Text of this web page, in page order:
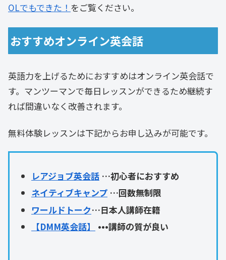
OLでもできた！ をご覧ください。
おすすめオンライン英会話
英語力を上げるためにおすすめはオンライン英会話で
す。マンツーマンで毎日レッスンができるため継続す
れば間違いなく改善されます。
無料体験レッスンは下記からお申し込みが可能です。
レアジョブ英会話 …初心者におすすめ
ネイティブキャンプ …回数無制限
ワールドトーク…日本人講師在籍
【DMM英会話】
•••講師の質が良い